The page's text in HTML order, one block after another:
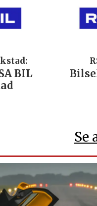
RSA
Bilselger
Se